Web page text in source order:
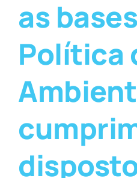
as
Política